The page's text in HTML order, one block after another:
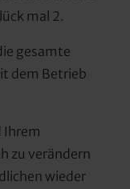
mal 2.
gesamte
dem Betrieb
Ihrem
zu verändern
wieder